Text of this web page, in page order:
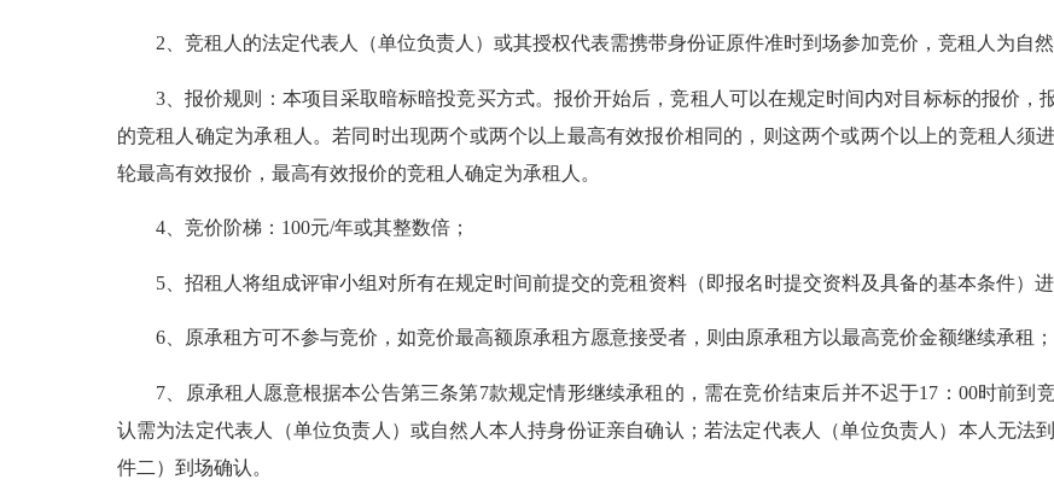
2、竞租人的法定代表人（单位负责人）或其授权代表需携带身份证原件准时到场参加竞价，竞租人为自然
3、报价规则：本项目采取暗标暗投竞买方式。报价开始后，竞租人可以在规定时间内对目标标的报价，
的竞租人确定为承租人。若同时出现两个或两个以上最高有效报价相同的，则这两个或两个以上的竞租人须
轮最高有效报价，最高有效报价的竞租人确定为承租人。
4、竞价阶梯：100元/年或其整数倍；
5、招租人将组成评审小组对所有在规定时间前提交的竞租资料（即报名时提交资料及具备的基本条件）进
6、原承租方可不参与竞价，如竞价最高额原承租方愿意接受者，则由原承租方以最高竞价金额继续承租；
7、原承租人愿意根据本公告第三条第7款规定情形继续承租的，需在竞价结束后并不迟于17：00时前到
认需为法定代表人（单位负责人）或自然人本人持身份证亲自确认；若法定代表人（单位负责人）本人无法
件二）到场确认。